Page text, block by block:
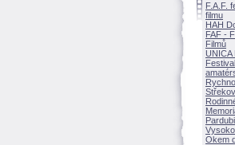
F.A.F.
filmu
HAH
FAF -
Filmů
UNICA
Okem